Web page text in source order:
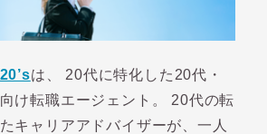
は、 20代に特化した20代・
け転職エージェント。 20代の転
キャリアアドバイザーが、一人